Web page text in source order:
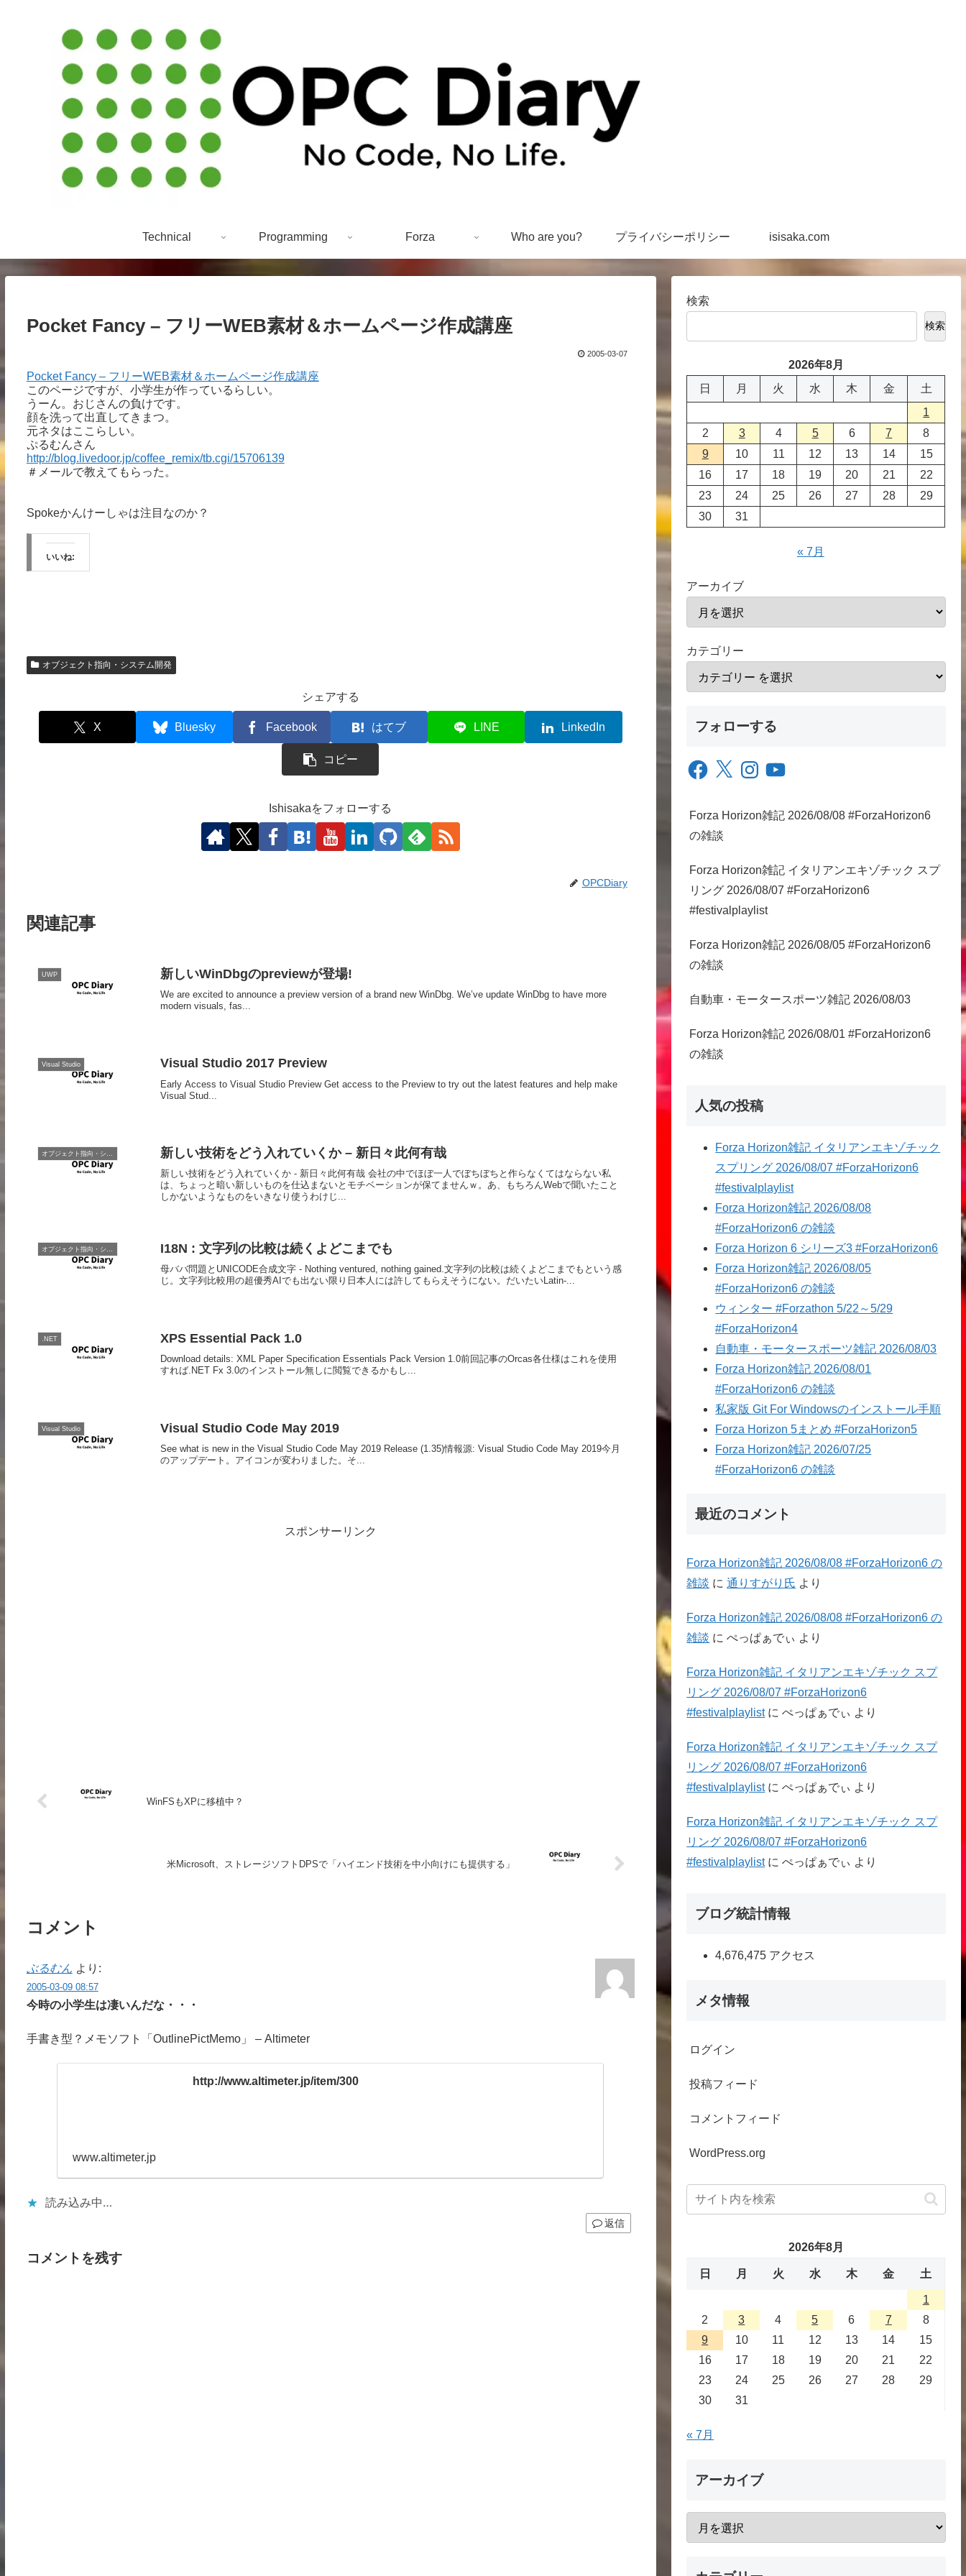
Technical Programming Forza Who are you? プライバシーポリシー isisaka.com
Pocket Fancy – フリーWEB素材＆ホームページ作成講座
2005-03-07
Pocket Fancy – フリーWEB素材＆ホームページ作成講座
このページですが、小学生が作っているらしい。
うーん。おじさんの負けです。
顔を洗って出直してきまつ。
元ネタはここらしい。
ぷるむんさん
http://blog.livedoor.jp/coffee_remix/tb.cgi/15706139
＃メールで教えてもらった。
Spokeかんけーしゃは注目なのか？
いいね:
オブジェクト指向・システム開発
シェアする
X Bluesky Facebook はてブ LINE LinkedIn
コピー
Ishisakaをフォローする
OPCDiary
関連記事
UWP 新しいWinDbgのpreviewが登場!
We are excited to announce a preview version of a brand new WinDbg. We’ve update WinDbg to have more
modern visuals, fas...
Visual Studio Visual Studio 2017 Preview
Early Access to Visual Studio Preview Get access to the Preview to try out the latest features and help make
Visual Stud...
オブジェクト指向・システム開発 新しい技術をどう入れていくか – 新日々此何有哉
新しい技術をどう入れていくか - 新日々此何有哉 会社の中でほぼ一人でぼちぼちと作らなくてはならない私
は、ちょっと暗い新しいものを仕込まないとモチベーションが保てませんｗ。あ、もちろんWebで聞いたこと
しかないようなものをいきなり使うわけじ...
オブジェクト指向・システム開発 I18N : 文字列の比較は続くよどこまでも
母ババ問題とUNICODE合成文字 - Nothing ventured, nothing gained.文字列の比較は続くよどこまでもという感
じ。文字列比較用の超優秀AIでも出ない限り日本人には許してもらえそうにない。だいたいLatin-...
.NET XPS Essential Pack 1.0
Download details: XML Paper Specification Essentials Pack Version 1.0前回記事のOrcas各仕様はこれを使用
すれば.NET Fx 3.0のインストール無しに閲覧できるかもし...
Visual Studio Visual Studio Code May 2019
See what is new in the Visual Studio Code May 2019 Release (1.35)情報源: Visual Studio Code May 2019今月
のアップデート。アイコンが変わりました。そ...
スポンサーリンク
WinFSもXPに移植中？
米Microsoft、ストレージソフトDPSで「ハイエンド技術を中小向けにも提供する」
コメント
ぶるむん より:
2005-03-09 08:57
今時の小学生は凄いんだな・・・
手書き型？メモソフト「OutlinePictMemo」 – Altimeter
http://www.altimeter.jp/item/300
www.altimeter.jp
読み込み中…
返信
コメントを残す
検索
検索
2026年8月
日
月 火 水 木 金
土
1
2
3 4 5 6 7
8
9
10 11 12 13 14
15
16
17 18 19 20 21
22
23
24 25 26 27 28
29
30
31
« 7月
アーカイブ
カテゴリー
フォローする
Facebook
X InstagramYouTube
Forza Horizon雑記 2026/08/08 #ForzaHorizon6
の雑談
Forza Horizon雑記 イタリアンエキゾチック スプ
リング 2026/08/07 #ForzaHorizon6
#festivalplaylist
Forza Horizon雑記 2026/08/05 #ForzaHorizon6
の雑談
自動車・モータースポーツ雑記 2026/08/03
Forza Horizon雑記 2026/08/01 #ForzaHorizon6
の雑談
人気の投稿
Forza Horizon雑記 イタリアンエキゾチック
スプリング 2026/08/07 #ForzaHorizon6
#festivalplaylist
Forza Horizon雑記 2026/08/08
#ForzaHorizon6 の雑談
Forza Horizon 6 シリーズ3 #ForzaHorizon6
Forza Horizon雑記 2026/08/05
#ForzaHorizon6 の雑談
ウィンター #Forzathon 5/22～5/29
#ForzaHorizon4
自動車・モータースポーツ雑記 2026/08/03
Forza Horizon雑記 2026/08/01
#ForzaHorizon6 の雑談
私家版 Git For Windowsのインストール手順
Forza Horizon 5まとめ #ForzaHorizon5
Forza Horizon雑記 2026/07/25
#ForzaHorizon6 の雑談
最近のコメント
Forza Horizon雑記 2026/08/08 #ForzaHorizon6 の
雑談 に通りすがり氏 より
Forza Horizon雑記 2026/08/08 #ForzaHorizon6 の
雑談 にぺっぱぁでぃ より
Forza Horizon雑記 イタリアンエキゾチック スプ
リング 2026/08/07 #ForzaHorizon6
#festivalplaylistにぺっぱぁでぃ より
Forza Horizon雑記 イタリアンエキゾチック スプ
リング 2026/08/07 #ForzaHorizon6
#festivalplaylistにぺっぱぁでぃ より
Forza Horizon雑記 イタリアンエキゾチック スプ
リング 2026/08/07 #ForzaHorizon6
#festivalplaylistにぺっぱぁでぃ より
ブログ統計情報
4,676,475 アクセス
メタ情報
ログイン
投稿フィード
コメントフィード
WordPress.org
2026年8月
日 月 火 水 木 金 土
1
2
3 4 5 6 7
8
9
10 11 12 13 14
15
16
17 18 19 20 21
22
23
24 25 26 27 28
29
30
31
« 7月
アーカイブ